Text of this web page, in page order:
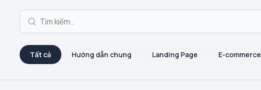
Tất cả Hướng dẫn chung Landing Page E-commerce